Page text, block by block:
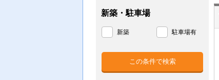
新築・駐車場
新築 駐車場有